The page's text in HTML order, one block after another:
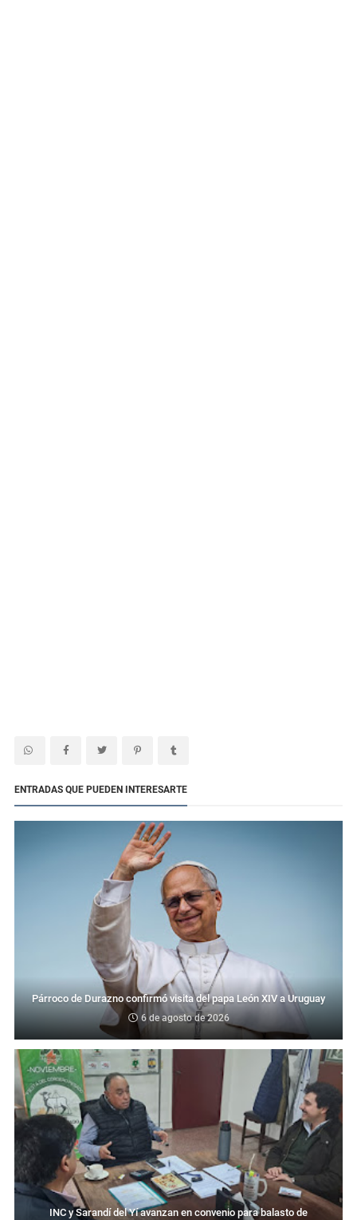
ENTRADAS QUE PUEDEN INTERESARTE
Párroco de Durazno confirmó visita del papa León XIV a Uruguay
6 de agosto de 2026
INC y Sarandí del Yí avanzan en convenio para balasto de